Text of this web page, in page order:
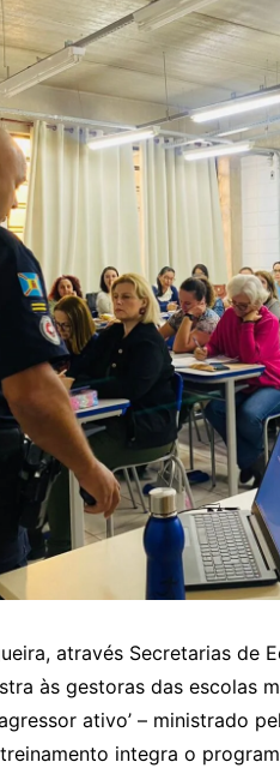
através Secretarias de
às gestoras das escolas
ativo’ – ministrado
integra o